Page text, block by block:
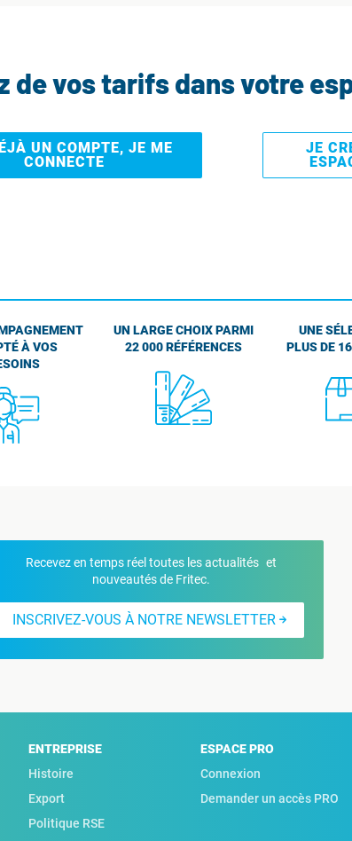
de vos tarifs dans votre
UN COMPTE, JE ME
CONNECTE
JE
À VOS
UN LARGE CHOIX PARMI
22 000 RÉFÉRENCES
UNE
PLUS DE
Recevez en temps réel toutes les actualités et
nouveautés de Fritec.
INSCRIVEZ-VOUS À NOTRE NEWSLETTER
ENTREPRISE
Histoire
Export
Politique RSE
ESPACE PRO
Connexion
Demander un accès PRO